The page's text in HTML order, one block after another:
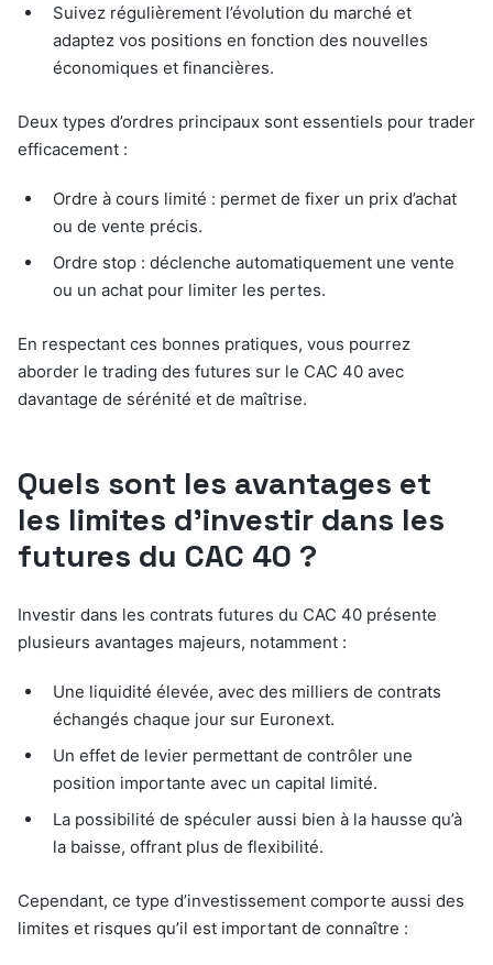
Suivez régulièrement l’évolution du marché et
adaptez vos positions en fonction des nouvelles
économiques et financières.
Deux types d’ordres principaux sont essentiels pour trader
efficacement :
Ordre à cours limité : permet de fixer un prix d’achat
ou de vente précis.
Ordre stop : déclenche automatiquement une vente
ou un achat pour limiter les pertes.
En respectant ces bonnes pratiques, vous pourrez
aborder le trading des futures sur le CAC 40 avec
davantage de sérénité et de maîtrise.
Quels sont les avantages et
les limites d’investir dans les
futures du CAC 40 ?
Investir dans les contrats futures du CAC 40 présente
plusieurs avantages majeurs, notamment :
Une liquidité élevée, avec des milliers de contrats
échangés chaque jour sur Euronext.
Un effet de levier permettant de contrôler une
position importante avec un capital limité.
La possibilité de spéculer aussi bien à la hausse qu’à
la baisse, offrant plus de flexibilité.
Cependant, ce type d’investissement comporte aussi des
limites et risques qu’il est important de connaître :